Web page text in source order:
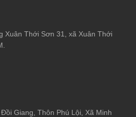
Xuân Thới Sơn 31, xã Xuân Thới
Giang, Thôn Phú Lội, Xã Minh